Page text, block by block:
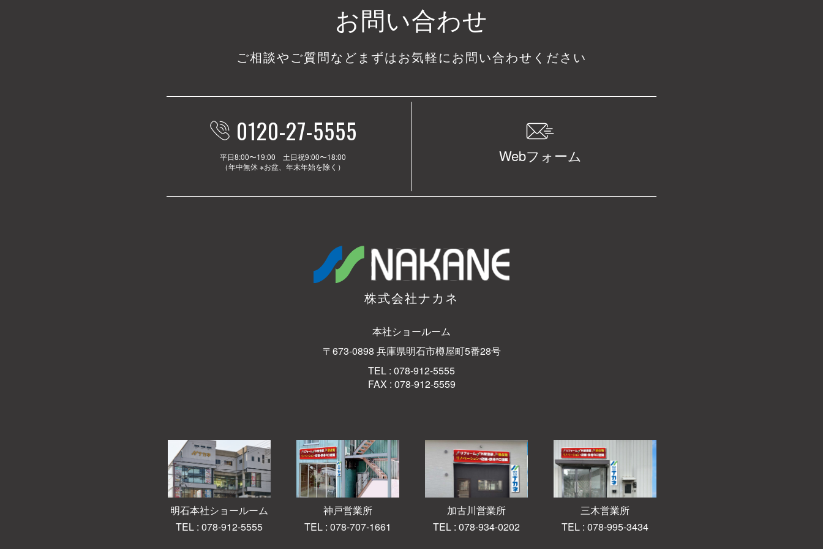
お問い合わせ
ご相談やご質問など まずはお気軽にお問い合わせください
0120-27-5555
平日8:00〜19:00 土日祝9:00〜18:00
（年中無休 ※お盆、年末年始を除く）
Webフォーム
株式会社ナカネ
本社ショールーム
〒673-0898 兵庫県明石市樽屋町5番28号
TEL : 078-912-5555
FAX : 078-912-5559
明石本社ショールーム
TEL : 078-912-5555
神戸営業所
TEL : 078-707-1661
加古川営業所
TEL : 078-934-0202
三木営業所
TEL : 078-995-3434